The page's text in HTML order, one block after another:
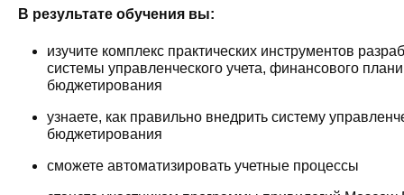
В результате обучения вы:
изучите комплекс практических инструментов
системы управленческого учета, финансового
бюджетирования
узнаете, как правильно внедрить систему
бюджетирования
сможете автоматизировать учетные процессы